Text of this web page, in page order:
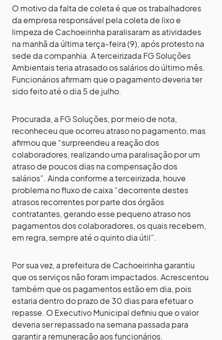
O motivo da falta de coleta é que os trabalhadores
da empresa responsável pela coleta de lixo e
limpeza de Cachoeirinha paralisaram as atividades
na manhã da última terça-feira (9), após protesto na
sede da companhia. A terceirizada FG Soluções
Ambientais teria atrasado os salários do último mês.
Funcionários afirmam que o pagamento deveria ter
sido feito até o dia 5 de julho.
Procurada, a FG Soluções, por meio de nota,
reconheceu que ocorreu atraso no pagamento, mas
afirmou que “surpreendeu a reação dos
colaboradores, realizando uma paralisação por um
atraso de poucos dias na compensação dos
salários”. Ainda conforme a terceirizada, houve
problema no fluxo de caixa “decorrente destes
atrasos recorrentes por parte dos órgãos
contratantes, gerando esse pequeno atraso nos
pagamentos dos colaboradores, os quais recebem,
em regra, sempre até o quinto dia útil”.
Por sua vez, a prefeitura de Cachoeirinha garantiu
que os serviços não foram impactados. Acrescentou
também que os pagamentos estão em dia, pois
estaria dentro do prazo de 30 dias para efetuar o
repasse. O Executivo Municipal definiu que o valor
deveria ser repassado na semana passada para
garantir a remuneração aos funcionários.